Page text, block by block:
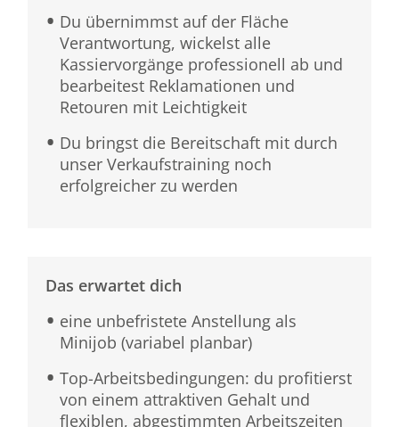
Du übernimmst auf der Fläche
Verantwortung, wickelst alle
Kassiervorgänge professionell ab und
bearbeitest Reklamationen und
Retouren mit Leichtigkeit
Du bringst die Bereitschaft mit durch
unser Verkaufstraining noch
erfolgreicher zu werden
Das erwartet dich
eine unbefristete Anstellung als
Minijob (variabel planbar)
Top-Arbeitsbedingungen: du profitierst
von einem attraktiven Gehalt und
flexiblen, abgestimmten Arbeitszeiten